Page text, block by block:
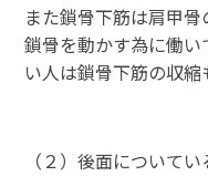
また鎖骨下筋は肩甲骨
鎖骨を動かす為に働い
い人は鎖骨下筋の収縮
（２）後面について